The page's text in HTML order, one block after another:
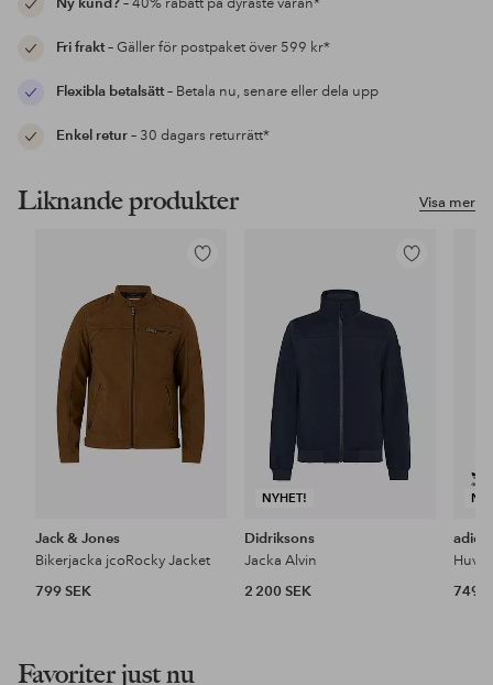
Ny kund?– 40% rabatt på dyraste varan*
Fri frakt– Gäller för postpaket över 599 kr*
Flexibla betalsätt– Betala nu, senare eller dela upp
Enkel retur– 30 dagars returrätt*
Visa mer
Liknande produkter
Lägg
favoriter
Jack & Jones
Bikerjacka jcoRocky Jacket
799 SEK
NYHET!
Lägg
Didriksons
Jacka Alvin
2 200 SEK
749
Favoriter just nu